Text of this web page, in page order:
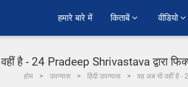
हमारे बारे में किताबें वीडियो
है - 24 Pradeep Shrivastava द्वारा
होम उपन्यास हिंदी उपन्यास वह अब भी वहीं है -